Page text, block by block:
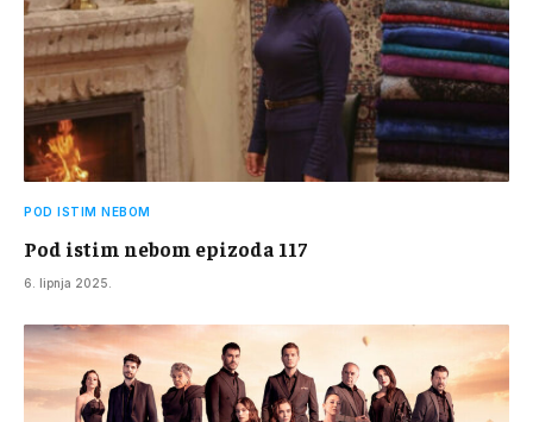
POD ISTIM NEBOM
Pod istim nebom epizoda 117
6. lipnja 2025.